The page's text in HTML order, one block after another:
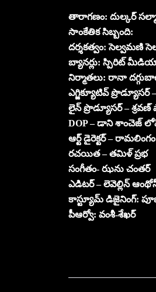
తారాగణం: దుల్కర్
సాంకేతిక సిబ్బంది:
దర్శకత్వం: సెల్వమణి
బ్యానర్లు: స్పిరిట్
నిర్మాతలు: రానా
ఎగ్జిక్యూటివ్
లైన్ ప్రొడ్యూసర్ – శ్రవణ్
DOP – డాని శాంచెజ్
ఆర్ట్ డైరెక్టర్ – రామలింగం
రచయిత – తమిళ్ ప్రభ
సంగీతం- ఝను చంతర్
ఎడిటర్ – లెవెల్లిన్
కాస్ట్యూమ్ డిజైనింగ్:
పీఆర్వో: వంశీ-శేఖర్